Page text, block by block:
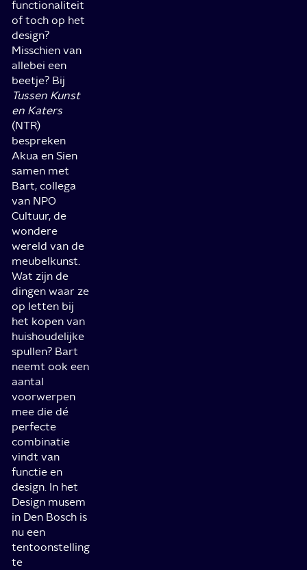
functionaliteit
of toch op het
design?
Misschien van
allebei een
beetje? Bij
Tussen Kunst
en Katers
(NTR)
bespreken
Akua en Sien
samen met
Bart, collega
van NPO
Cultuur, de
wondere
wereld van de
meubelkunst.
Wat zijn de
dingen waar ze
op letten bij
het kopen van
huishoudelijke
spullen? Bart
neemt ook een
aantal
voorwerpen
mee die dé
perfecte
combinatie
vindt van
functie en
design. In het
Design musem
in Den Bosch is
nu een
tentoonstelling
te